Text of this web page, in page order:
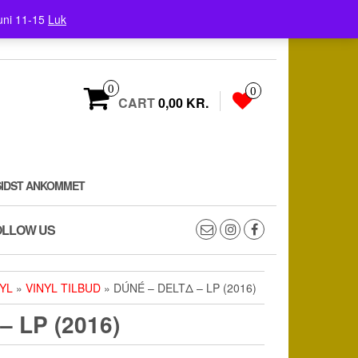
11-15 Luk
0
CART0,00 KR.
0
ANKOMMET
US
» VINYL TILBUD » DÚNÉ – DELTΔ – LP (2016)
LP (2016)